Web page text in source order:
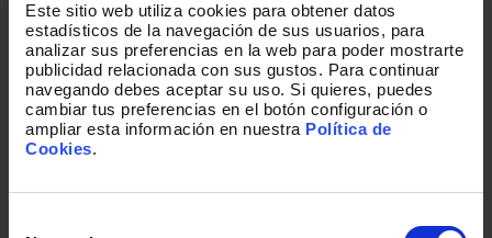
Este sitio web utiliza cookies para obtener datos
estadísticos de la navegación de sus usuarios, para
analizar sus preferencias en la web para poder mostrarte
publicidad relacionada con sus gustos. Para continuar
navegando debes aceptar su uso. Si quieres, puedes
cambiar tus preferencias en el botón configuración o
ampliar esta información en nuestra Política de
Cookies.
Correo corporativo*
Acepto recibir otras comunicaciones de
He leído y acepto la política de privacidad.*